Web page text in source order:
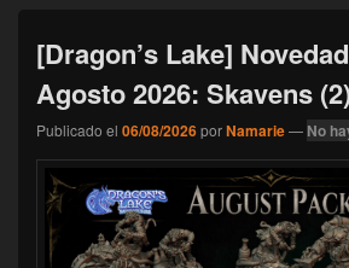
[Dragon’s Lake]
Agosto 2026: Skavens
Publicado el 06/08/2026porNamarie— No